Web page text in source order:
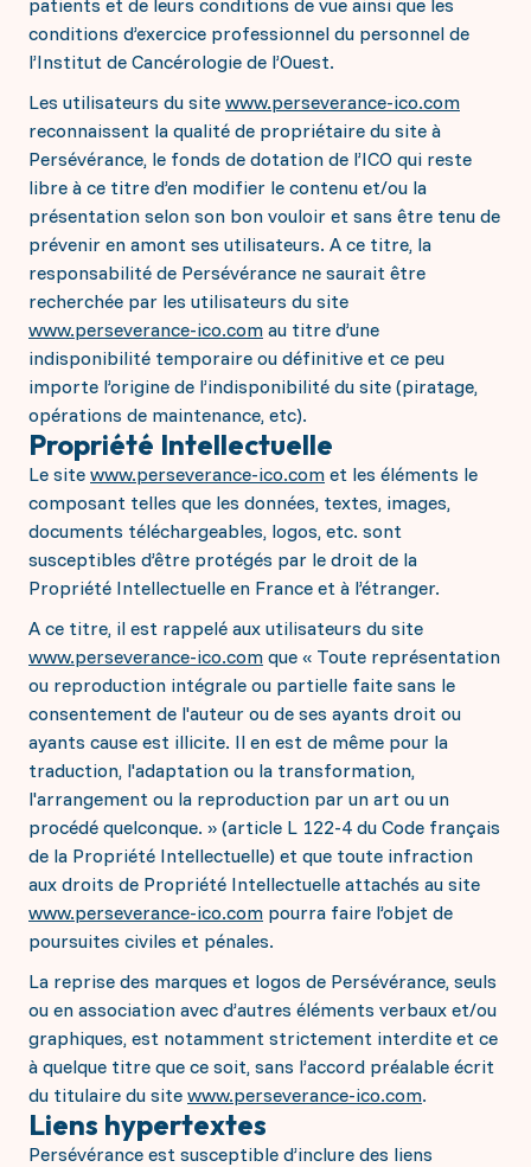
conditions d’exercice professionnel du personnel de
l’Institut de Cancérologie de l’Ouest.
Les utilisateurs du site www.perseverance-ico.com
reconnaissent la qualité de propriétaire du site à
Persévérance, le fonds de dotation de l’ICO qui reste
libre à ce titre d’en modifier le contenu et/ou la
présentation selon son bon vouloir et sans être tenu de
prévenir en amont ses utilisateurs. A ce titre, la
responsabilité de Persévérance ne saurait être
recherchée par les utilisateurs du site
www.perseverance-ico.com au titre d’une
indisponibilité temporaire ou définitive et ce peu
importe l’origine de l’indisponibilité du site (piratage,
opérations de maintenance, etc).
Propriété Intellectuelle
Le site www.perseverance-ico.com et les éléments le
composant telles que les données, textes, images,
documents téléchargeables, logos, etc. sont
susceptibles d’être protégés par le droit de la
Propriété Intellectuelle en France et à l’étranger.
A ce titre, il est rappelé aux utilisateurs du site
www.perseverance-ico.com que « Toute représentation
ou reproduction intégrale ou partielle faite sans le
consentement de l'auteur ou de ses ayants droit ou
ayants cause est illicite. Il en est de même pour la
traduction, l'adaptation ou la transformation,
l'arrangement ou la reproduction par un art ou un
procédé quelconque. » (article L 122-4 du Code français
de la Propriété Intellectuelle) et que toute infraction
aux droits de Propriété Intellectuelle attachés au site
www.perseverance-ico.com pourra faire l’objet de
poursuites civiles et pénales.
La reprise des marques et logos de Persévérance, seuls
ou en association avec d’autres éléments verbaux et/ou
graphiques, est notamment strictement interdite et ce
à quelque titre que ce soit, sans l’accord préalable écrit
du titulaire du site www.perseverance-ico.com.
Liens hypertextes
Persévérance est susceptible d’inclure des liens